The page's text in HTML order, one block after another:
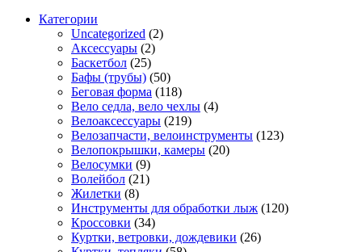
Категории
Uncategorized (2)
Аксессуары (2)
Баскетбол (25)
Бафы (трубы) (50)
Беговая форма (118)
Вело седла, вело чехлы (4)
Велоаксессуары (219)
Велозапчасти, велоинструменты (123)
Велопокрышки, камеры (20)
Велосумки (9)
Волейбол (21)
Жилетки (8)
Инструменты для обработки лыж (120)
Кроссовки (34)
Куртки, ветровки, дождевики (26)